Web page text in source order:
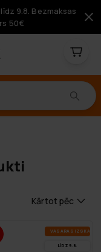
9.8. Bezmaksas
50€
Kārtot pēc
VA­SA­RAS IZ­SKA­ŅA
LĪDZ 9.8.